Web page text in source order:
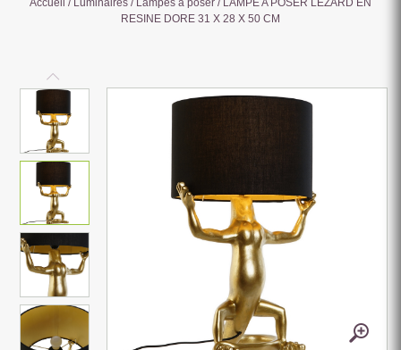
Accueil / Luminaires / Lampes à poser / LAMPE A POSER LEZARD EN
RESINE DORE 31 X 28 X 50 CM